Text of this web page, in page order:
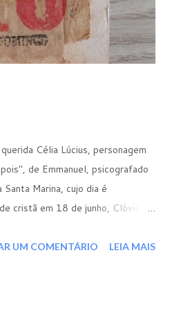
Célia Lúcius, personagem
de Emmanuel, psicografado
Marina, cujo dia é
cristã em 18 de junho, Clóvis
Clóvis costumava homenagear a
UM COMENTÁRIO LEIA MAIS